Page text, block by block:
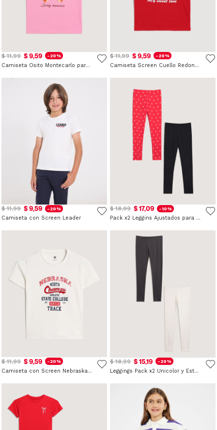
$ 11,99 $ 9,59 -20%
Camiseta Osito Montecarlo para Niña
$ 11,99 $ 9,59 -20%
Camiseta Screen Cuello Redondo para Niña
$ 11,99 $ 9,59 -20%
Camiseta con Screen Leader
$ 18,99 $ 17,09 -10%
Pack x2 Leggins Ajustados para Niña
$ 11,99 $ 9,59 -20%
Camiseta con Screen Nebraska para Niño
$ 18,99 $ 15,19 -20%
Leggings Pack x2 Unicolor y Estampado para Niña